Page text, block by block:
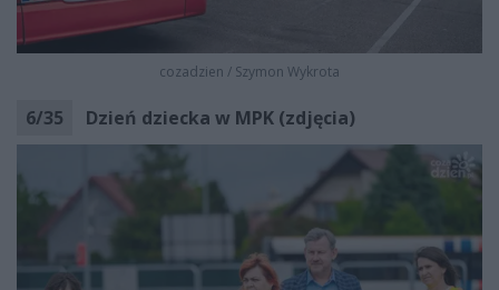
cozadzien / Szymon Wykrota
6/35 Dzień dziecka w MPK (zdjęcia)